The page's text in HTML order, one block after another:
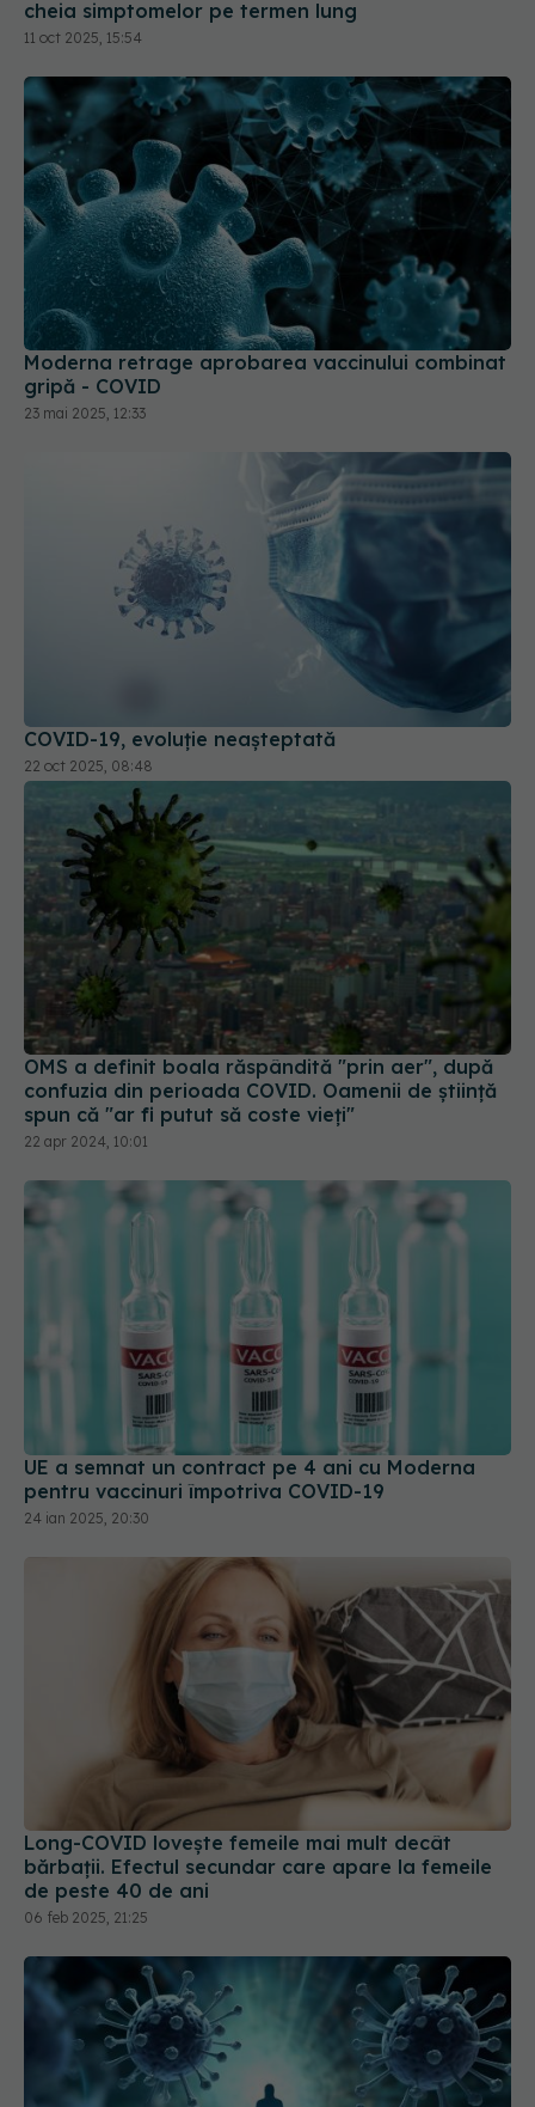
cheia simptomelor pe termen lung
11 oct 2025, 15:54
Moderna retrage aprobarea vaccinului combinat
gripă - COVID
23 mai 2025, 12:33
COVID-19, evoluție neașteptată
22 oct 2025, 08:48
OMS a definit boala răspândită "prin aer", după
confuzia din perioada COVID. Oamenii de știință
spun că "ar fi putut să coste vieți"
22 apr 2024, 10:01
UE a semnat un contract pe 4 ani cu Moderna
pentru vaccinuri împotriva COVID-19
24 ian 2025, 20:30
Long-COVID lovește femeile mai mult decât
bărbații. Efectul secundar care apare la femeile
de peste 40 de ani
06 feb 2025, 21:25